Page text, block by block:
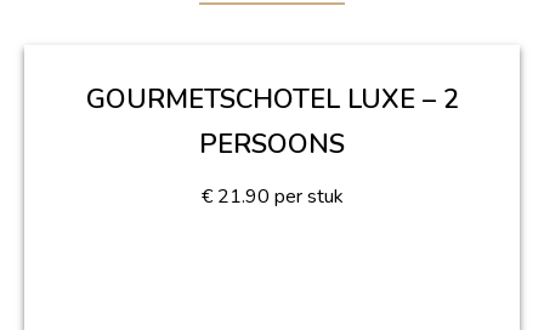
GOURMETSCHOTEL LUXE – 2
PERSOONS
€ 21.90 per stuk